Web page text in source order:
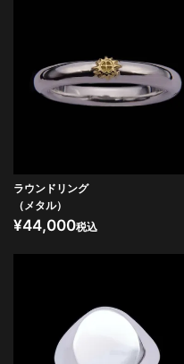
ラウンドリング
（メタル）
¥44,000税込